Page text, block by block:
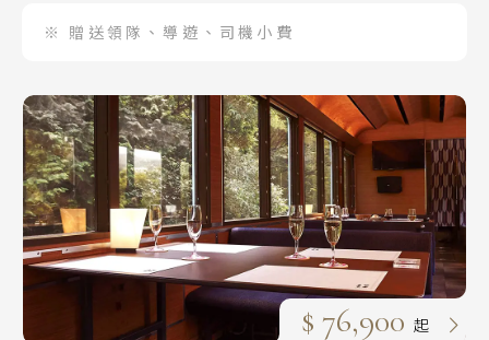
※ 贈送領隊、導遊、司機小費
$ 76,900 起